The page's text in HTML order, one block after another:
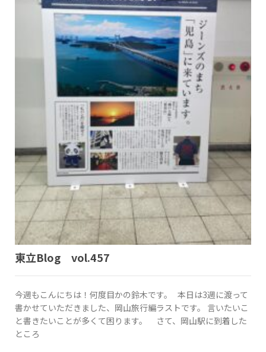
東立Blog vol.457
今週もこんにちは！何度目かの鈴木です。 本日は3週に渡って
書かせていただきました、岡山旅行編ラストです。 言いたいこ
と書きたいことが多くて困ります。 さて、岡山駅に到着した
ところ